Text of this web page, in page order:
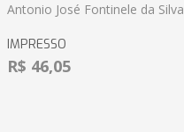
Antonio José Fontinele da Silva
IMPRESSO
R$ 46,05